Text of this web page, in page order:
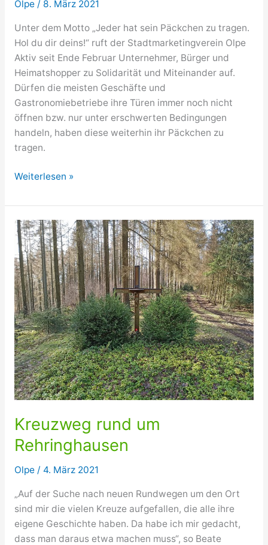
Olpe/ 8. März 2021
Unter dem Motto „Jeder hat sein Päckchen zu tragen.
Hol du dir deins!“ ruft der Stadtmarketingverein Olpe
Aktiv seit Ende Februar Unternehmer, Bürger und
Heimatshopper zu Solidarität und Miteinander auf.
Dürfen die meisten Geschäfte und
Gastronomiebetriebe ihre Türen immer noch nicht
öffnen bzw. nur unter erschwerten Bedingungen
handeln, haben diese weiterhin ihr Päckchen zu
tragen.
Solidaritätsaktion
love
Olpe
–
meine
Wundertüte”
Weiterlesen »
Kreuzweg rund um
Rehringhausen
Olpe/ 4. März 2021
„Auf der Suche nach neuen Rundwegen um den Ort
sind mir die vielen Kreuze aufgefallen, die alle ihre
eigene Geschichte haben. Da habe ich mir gedacht,
dass man daraus etwa machen muss“, so Beate